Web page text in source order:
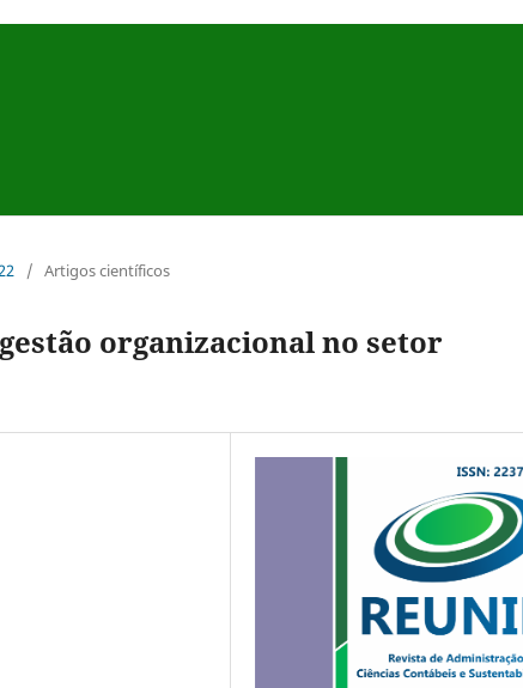
/ Artigos científicos
organizacional no setor